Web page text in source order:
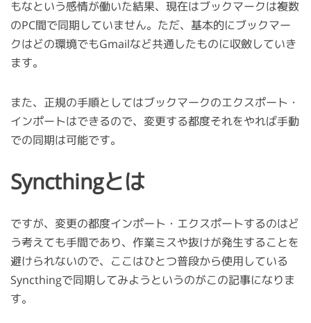
もなという感情が働いた結果、現在はブックマークは複数
のPC間で同期していません。ただ、基本的にブックマー
クはどの環境でもGmailなど共通したものに収斂していき
ます。
また、正規の手順としてはブックマークのエクスポート・
インポートはできるので、変更する都度それをやれば手動
での同期は可能です。
Syncthingとは
ですが、変更の都度インポート・エクスポートするのはど
う考えても手間であり、作業ミスや抜けが発生することを
避けられないので、ここはひとつ普段から使用している
Syncthingで同期してみようというのがこの記事になりま
す。